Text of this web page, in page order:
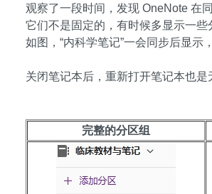
观察了一段时间，发现 OneNote 在
它们不是固定的，有时候多显示一
如图，“内科学笔记”一会同步后显示
关闭笔记本后，重新打开笔记本也
完整的分区组